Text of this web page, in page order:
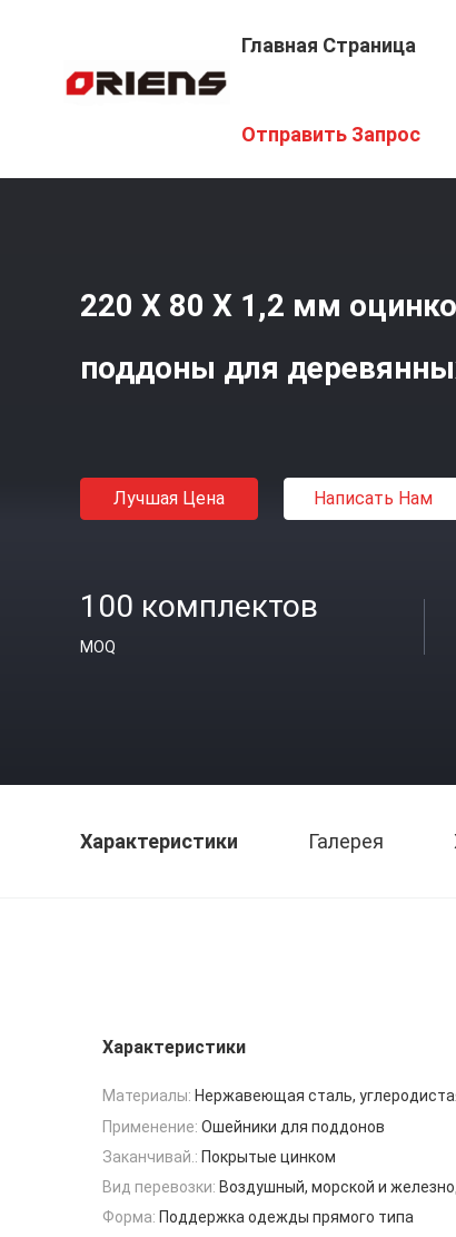
Главная Страница
Отправить Запрос
220 X 80 X 1,2 мм
поддоны для
Лучшая Цена Написать Нам
100 комплектов
MOQ
Характеристики Галерея
Характеристики
Материалы: Нержавеющая сталь,
Применение: Ошейники для поддонов
Заканчивай.: Покрытые цинком
Вид перевозки: Воздушный, морской и
Форма: Поддержка одежды прямого типа